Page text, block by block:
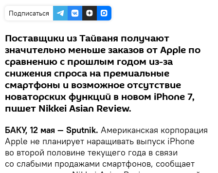
Подписаться
Поставщики из Тайваня получают
значительно меньше заказов от Apple по
сравнению с прошлым годом из-за
снижения спроса на премиальные
смартфоны и возможное отсутствие
новаторских функций в новом iPhone 7,
пишет Nikkei Asian Review.
БАКУ, 12 мая — Sputnik. Американская корпорация
Apple не планирует наращивать выпуск iPhone
во второй половине текущего года в связи
со слабыми продажами смартфонов, сообщает